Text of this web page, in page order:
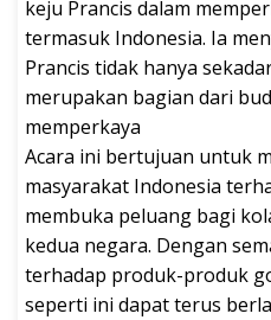
keju Prancis dalam
termasuk Indonesia. Ia
Prancis tidak hanya
merupakan bagian dari
memperkaya
Acara ini bertujuan untuk
masyarakat Indonesia
membuka peluang bagi
kedua negara. Dengan
terhadap produk-produk
seperti ini dapat terus